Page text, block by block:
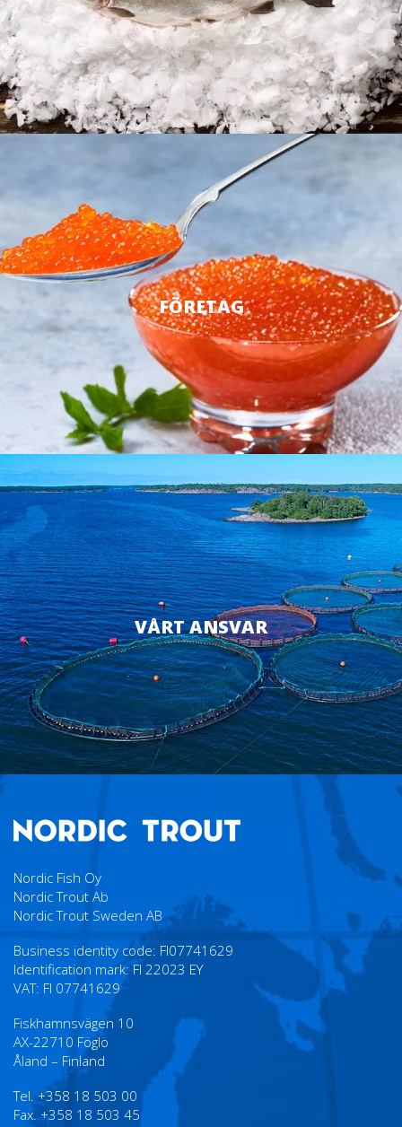
FÖRETAG
VÅRT ANSVAR
Nordic Fish Oy
Nordic Trout Ab
Nordic Trout Sweden AB
Business identity code: FI07741629
Identification mark: FI 22023 EY
VAT: FI 07741629
Fiskhamnsvägen 10
AX-22710 Föglö
Åland – Finland
Tel. +358 18 503 00
Fax. +358 18 503 45